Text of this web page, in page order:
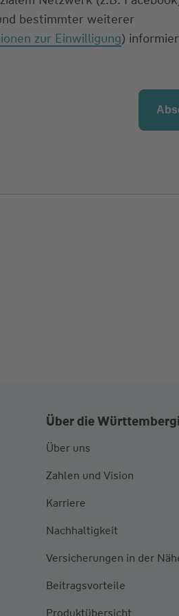
bestimmter weiterer
zur Einwilligung)
Über die
Über uns
Zahlen und Vision
Karriere
Nachhaltigkeit
Versicherungen in der
Beitragsvorteile